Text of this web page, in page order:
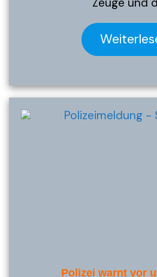
Polizei warnt vor